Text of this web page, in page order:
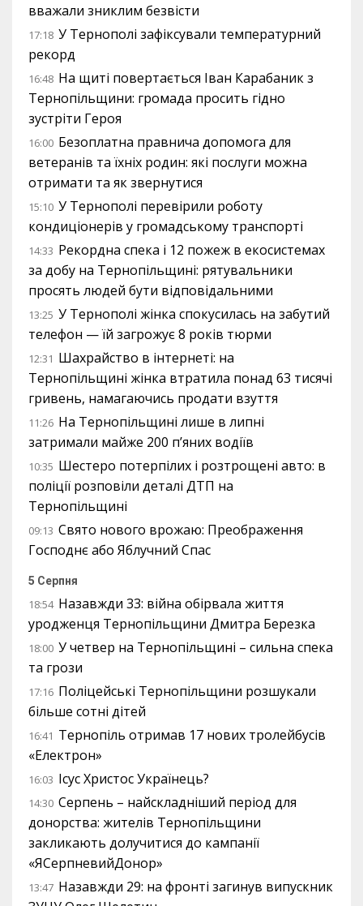
вважали зниклим безвісти
17:18 У Тернополі зафіксували температурний
рекорд
16:48 На щиті повертається Іван Карабаник з
Тернопільщини: громада просить гідно
зустріти Героя
16:00 Безоплатна правнича допомога для
ветеранів та їхніх родин: які послуги можна
отримати та як звернутися
15:10 У Тернополі перевірили роботу
кондиціонерів у громадському транспорті
14:33 Рекордна спека і 12 пожеж в екосистемах
за добу на Тернопільщині: рятувальники
просять людей бути відповідальними
13:25 У Тернополі жінка спокусилась на забутий
телефон — їй загрожує 8 років тюрми
12:31 Шахрайство в інтернеті: на
Тернопільщині жінка втратила понад 63 тисячі
гривень, намагаючись продати взуття
11:26 На Тернопільщині лише в липні
затримали майже 200 п’яних водіїв
10:35 Шестеро потерпілих і розтрощені авто: в
поліції розповіли деталі ДТП на
Тернопільщині
09:13 Свято нового врожаю: Преображення
Господнє або Яблучний Спас
5 Серпня
18:54 Назавжди 33: війна обірвала життя
уродженця Тернопільщини Дмитра Березка
18:00 У четвер на Тернопільщині – сильна спека
та грози
17:16 Поліцейські Тернопільщини розшукали
більше сотні дітей
16:41 Тернопіль отримав 17 нових тролейбусів
«Електрон»
16:03 Ісус Христос Українець?
14:30 Серпень – найскладніший період для
донорства: жителів Тернопільщини
закликають долучитися до кампанії
«ЯСерпневийДонор»
13:47 Назавжди 29: на фронті загинув випускник